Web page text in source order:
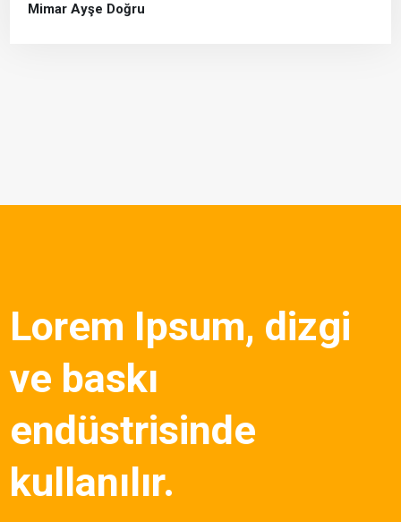
Mimar Ayşe Doğru
Lorem Ipsum, dizgi
ve baskı
endüstrisinde
kullanılır.